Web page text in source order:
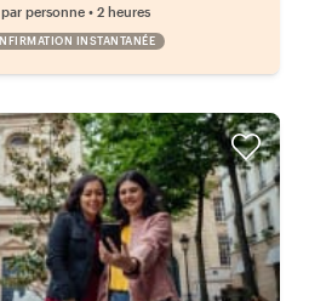
par personne • 2 heures
INSTANTANÉE